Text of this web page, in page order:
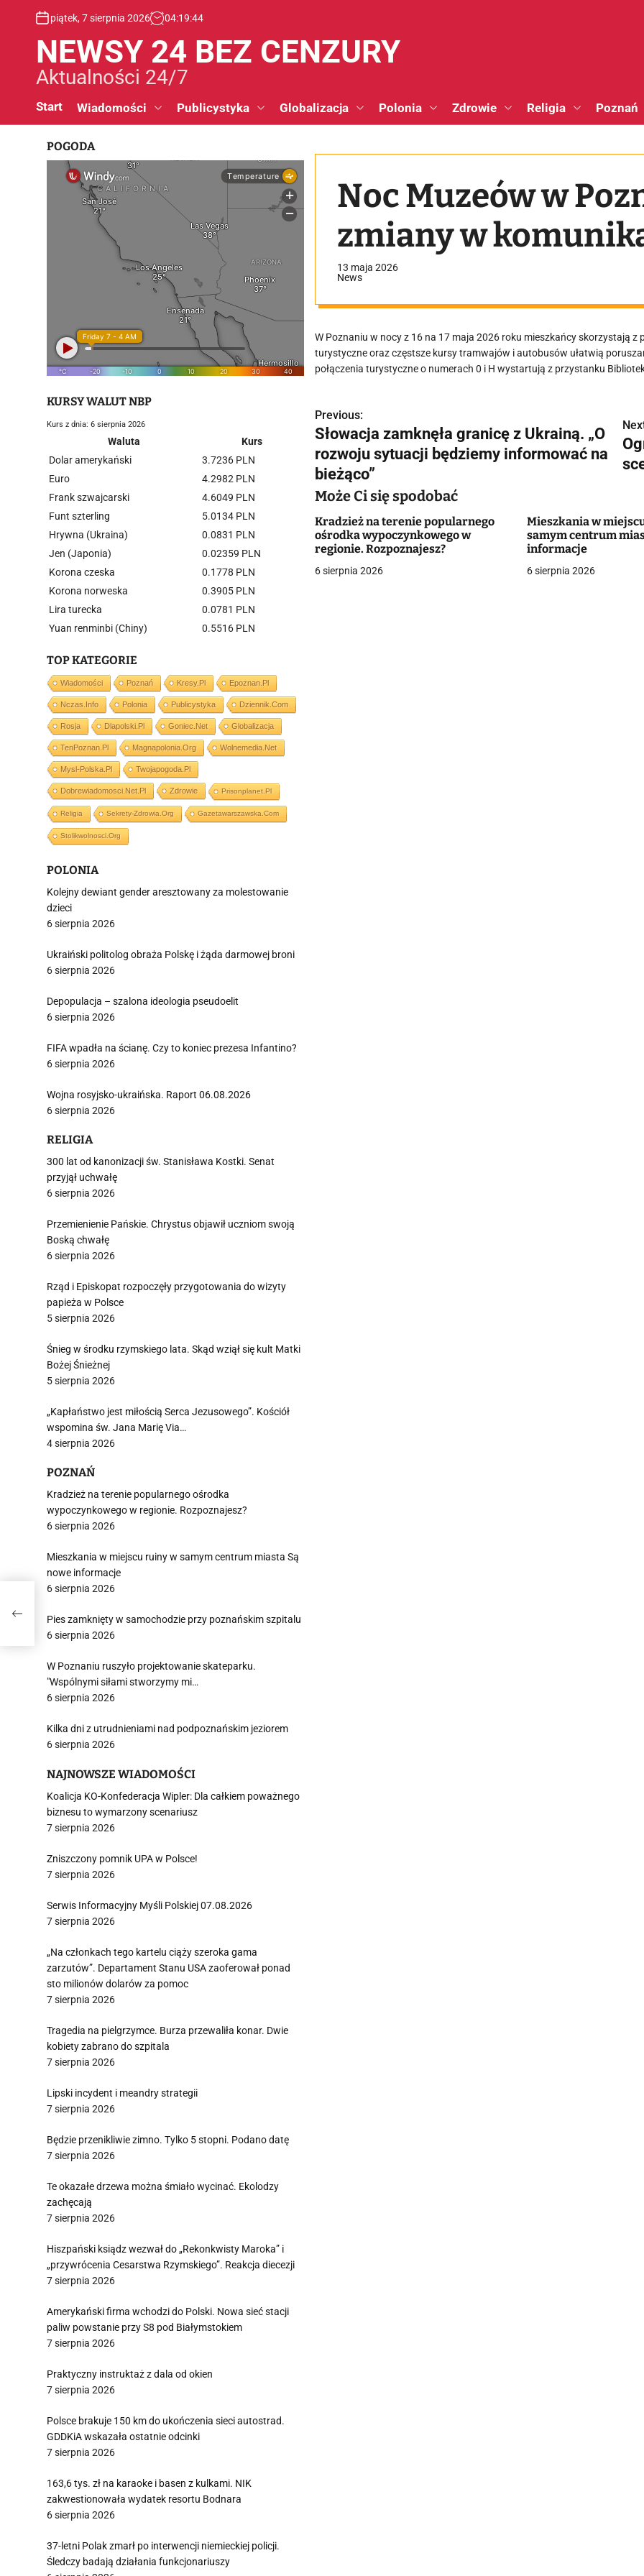
piątek, 7 sierpnia 2026 04:19:45
NEWSY 24 BEZ CENZURY
Aktualności 24/7
Start Wiadomości Publicystyka Globalizacja Polonia Zdrowie Religia Poznań
Noc Muzeów w
zmiany w
13 maja 2026
News
W Poznaniu w nocy z 16 na 17 maja 2026 roku mieszkańcy skorzystają
turystyczne oraz częstsze kursy tramwajów i autobusów ułatwią
połączenia turystyczne o numerach 0 i H wystartują z przystanku
N
a
w
i
g
a
Previous:
Słowacja zamknęła granicę z Ukrainą. „O
rozwoju sytuacji będziemy informować na
bieżąco”
Może Ci się spodobać
Kradzież na terenie popularnego
ośrodka wypoczynkowego w
regionie. Rozpoznajesz?
6 sierpnia 2026
Mieszkania w
samym centrum
informacje
6 sierpnia 2026
POGODA
KURSY WALUT NBP
Kurs z dnia: 6 sierpnia 2026
Waluta
Kurs
Dolar amerykański
3.7236 PLN
Euro
4.2982 PLN
Frank szwajcarski
4.6049 PLN
Funt szterling
5.0134 PLN
Hrywna (Ukraina)
0.0831 PLN
Jen (Japonia)
0.02359 PLN
Korona czeska
0.1778 PLN
Korona norweska
0.3905 PLN
Lira turecka
0.0781 PLN
Yuan renminbi (Chiny)
0.5516 PLN
TOP KATEGORIE
Wiadomości Poznań Kresy.pl Epoznan.pl
Nczas.info Polonia Publicystyka Dziennik.com
Rosja Dlapolski.pl Goniec.net Globalizacja
TenPoznan.pl Magnapolonia.org Wolnemedia.net
Mysl-Polska.pl Twojapogoda.pl
Dobrewiadomosci.net.pl Zdrowie Prisonplanet.pl
Religia Sekrety-Zdrowia.org Gazetawarszawska.com
Stolikwolnosci.org
POLONIA
Kolejny dewiant gender aresztowany za molestowanie
dzieci
6 sierpnia 2026
Ukraiński politolog obraża Polskę i żąda darmowej broni
6 sierpnia 2026
Depopulacja – szalona ideologia pseudoelit
6 sierpnia 2026
FIFA wpadła na ścianę. Czy to koniec prezesa Infantino?
6 sierpnia 2026
Wojna rosyjsko-ukraińska. Raport 06.08.2026
6 sierpnia 2026
RELIGIA
300 lat od kanonizacji św. Stanisława Kostki. Senat
przyjął uchwałę
6 sierpnia 2026
Przemienienie Pańskie. Chrystus objawił uczniom swoją
Boską chwałę
6 sierpnia 2026
Rząd i Episkopat rozpoczęły przygotowania do wizyty
papieża w Polsce
5 sierpnia 2026
Śnieg w środku rzymskiego lata. Skąd wziął się kult Matki
Bożej Śnieżnej
5 sierpnia 2026
„Kapłaństwo jest miłością Serca Jezusowego”. Kościół
wspomina św. Jana Marię Via…
4 sierpnia 2026
POZNAŃ
Kradzież na terenie popularnego ośrodka
wypoczynkowego w regionie. Rozpoznajesz?
6 sierpnia 2026
Mieszkania w miejscu ruiny w samym centrum miasta Są
nowe informacje
6 sierpnia 2026
Pies zamknięty w samochodzie przy poznańskim szpitalu
6 sierpnia 2026
W Poznaniu ruszyło projektowanie skateparku.
"Wspólnymi siłami stworzymy mi…
6 sierpnia 2026
Kilka dni z utrudnieniami nad podpoznańskim jeziorem
6 sierpnia 2026
NAJNOWSZE WIADOMOŚCI
Koalicja KO-Konfederacja Wipler: Dla całkiem poważnego
biznesu to wymarzony scenariusz
7 sierpnia 2026
Zniszczony pomnik UPA w Polsce!
7 sierpnia 2026
Serwis Informacyjny Myśli Polskiej 07.08.2026
7 sierpnia 2026
„Na członkach tego kartelu ciąży szeroka gama
zarzutów”. Departament Stanu USA zaoferował ponad
sto milionów dolarów za pomoc
7 sierpnia 2026
Tragedia na pielgrzymce. Burza przewaliła konar. Dwie
kobiety zabrano do szpitala
7 sierpnia 2026
Lipski incydent i meandry strategii
7 sierpnia 2026
Będzie przenikliwie zimno. Tylko 5 stopni. Podano datę
7 sierpnia 2026
Te okazałe drzewa można śmiało wycinać. Ekolodzy
zachęcają
7 sierpnia 2026
Hiszpański ksiądz wezwał do „Rekonkwisty Maroka” i
„przywrócenia Cesarstwa Rzymskiego”. Reakcja diecezji
7 sierpnia 2026
Amerykański firma wchodzi do Polski. Nowa sieć stacji
paliw powstanie przy S8 pod Białymstokiem
7 sierpnia 2026
Praktyczny instruktaż z dala od okien
7 sierpnia 2026
Polsce brakuje 150 km do ukończenia sieci autostrad.
GDDKiA wskazała ostatnie odcinki
7 sierpnia 2026
163,6 tys. zł na karaoke i basen z kulkami. NIK
zakwestionowała wydatek resortu Bodnara
6 sierpnia 2026
37-letni Polak zmarł po interwencji niemieckiej policji.
Śledczy badają działania funkcjonariuszy